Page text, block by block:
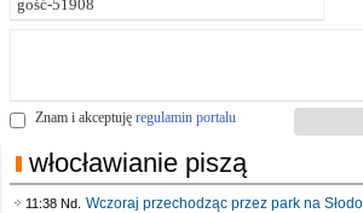
Znam i akceptuję regulamin portalu
włocławianie piszą
11:38 Nd. Wczoraj przechodząc przez park na